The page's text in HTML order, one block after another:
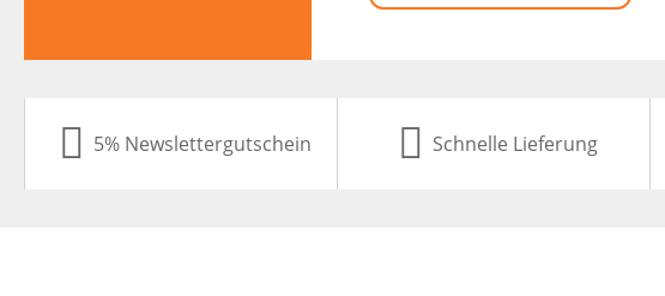
5% Newslettergutschein Schnelle Lieferung